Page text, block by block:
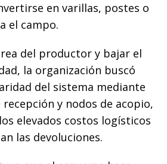
en varillas, postes o
el campo.
del productor y bajar el
la organización buscó
del sistema mediante
y nodos de acopio,
elevados costos logísticos
las devoluciones.